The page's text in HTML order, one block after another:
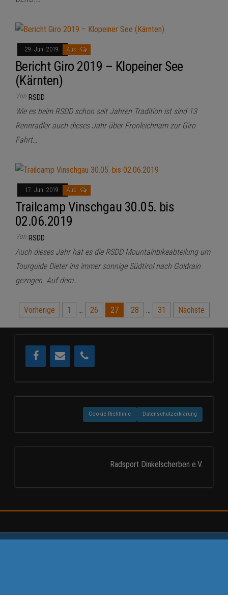
29. Juni 2019 Aus
Bericht Giro 2019 – Klopeiner See
(Kärnten)
Von RSDD
Wie es beim RSDD schon seit Jahren Tradition ist sind 13
Rennradler auch dieses Jahr über Fronleichnam zur Giro
Fahrt…
17. Juni 2019 Aus
Trailcamp Vinschgau 30.05. bis
02.06.2019
Von RSDD
Auch dieses Jahr hat es die RSDD Mountainbikeabteilung um
Tourguide Dieter ins immer sonnige Südtirol nach Goldrain
gezogen. Auf dem…
Seitennummerierung
der
Beiträge
Vorherige 1 26 27 28 31 Nächste
Cookie Richtlinie Datenschutzerklärung
Radsport Dinkelscherben e.V.